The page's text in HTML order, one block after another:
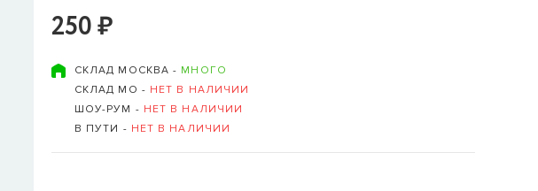
250 ₽
СКЛАД МОСКВА - МНОГО
СКЛАД МО - НЕТ В НАЛИЧИИ
ШОУ-РУМ - НЕТ В НАЛИЧИИ
В ПУТИ - НЕТ В НАЛИЧИИ